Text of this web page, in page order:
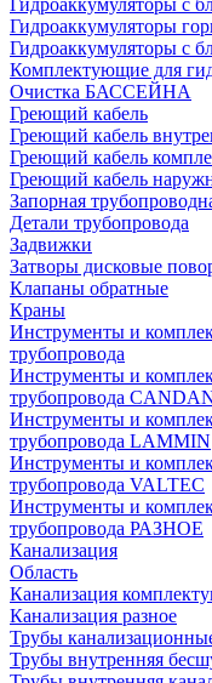
Гидроаккумуляторы с
Гидроаккумуляторы
Гидроаккумуляторы с
Комплектующие для
Очистка БАССЕЙНА
Греющий кабель
Греющий кабель
Греющий кабель
Греющий кабель
Запорная
Детали трубопровода
Задвижки
Затворы дисковые
Клапаны обратные
Краны
Инструменты и
трубопровода
Инструменты и
трубопровода
Инструменты и
трубопровода LAMMIN
Инструменты и
трубопровода VALTEC
Инструменты и
трубопровода РАЗНОЕ
Канализация
Область
Канализация
Канализация разное
Трубы
Трубы внутренняя